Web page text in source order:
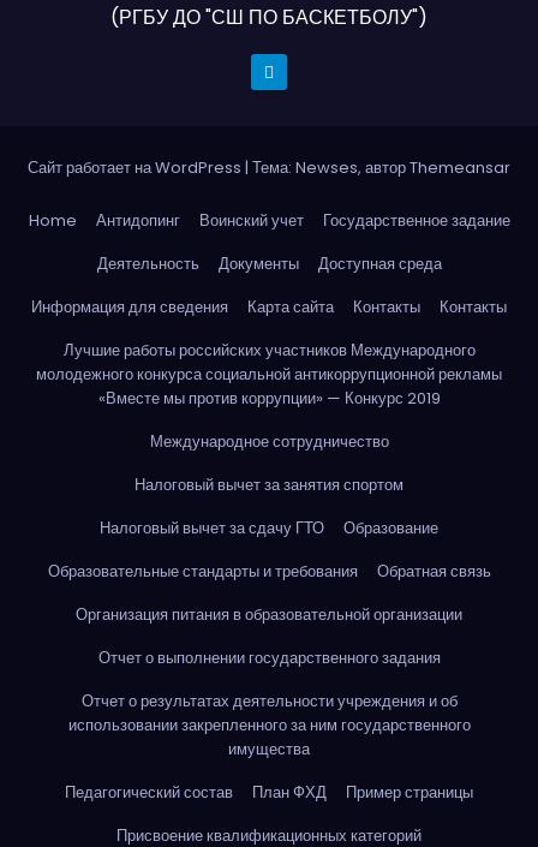
(РГБУ ДО "СШ ПО БАСКЕТБОЛУ")
Сайт работает на WordPress | Тема: Newses, авторThemeansar
Home Антидопинг Воинский учет
Государственное задание
Деятельность
Документы
Доступная среда
Информация для сведения
Карта сайта Контакты
Контакты
Лучшие работы российских участников Международного
молодежного конкурса социальной антикоррупционной рекламы
«Вместе мы против коррупции» — Конкурс 2019
Международное сотрудничество
Налоговый вычет за занятия спортом
Налоговый вычет за сдачу ГТО
Образование
Образовательные стандарты и требования
Обратная связь
Организация питания в образовательной организации
Отчет о выполнении государственного задания
Отчет о результатах деятельности учреждения и об
использовании закрепленного за ним государственного
имущества
Педагогический состав
План ФХД
Пример страницы
Присвоение квалификационных категорий